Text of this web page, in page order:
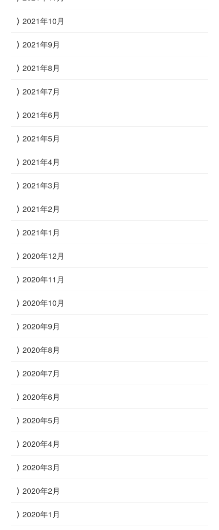
2021年10月
2021年9月
2021年8月
2021年7月
2021年6月
2021年5月
2021年4月
2021年3月
2021年2月
2021年1月
2020年12月
2020年11月
2020年10月
2020年9月
2020年8月
2020年7月
2020年6月
2020年5月
2020年4月
2020年3月
2020年2月
2020年1月